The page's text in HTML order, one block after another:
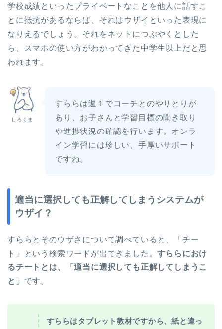
学校成績といったプライベートなことを他人に話すこ
とに抵抗があるならば、それはウザイといった表現に
なりえるでしょう。それをネットにつぶやくとした
ら、スマホの使い方がわかってきた中学生以上だと思
われます。
しろくま
すららは週１でコーチとのやりとりが
あり、お子さんと学習目標の聞き取り
や進捗状況の確認を行います。オンラ
イン学習には珍しい、手厚いサポート
ですね。
適当に選択しても正解してしまうシステムが
ウザイ？
すららとそのウザさについて調べていると、「チー
ト」という検索ワードが出てきました。すららにおけ
るチートとは、「適当に選択しても正解してしまうこ
と」 です。
すららはタブレット教材ですから、紙と違っ